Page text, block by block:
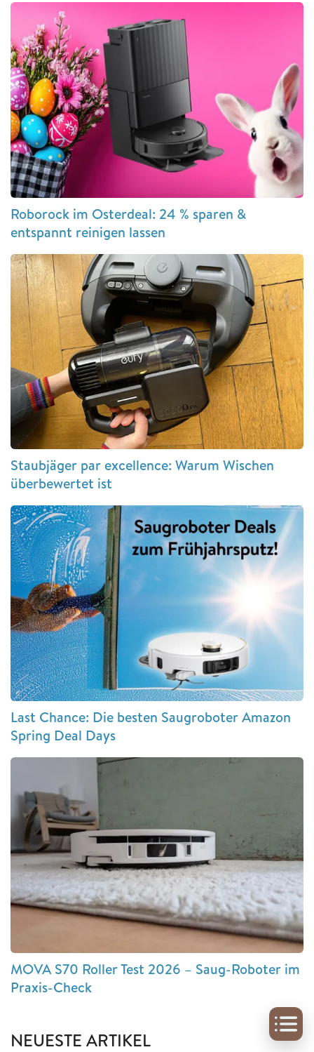
Roborock im Osterdeal: 24 % sparen &
entspannt reinigen lassen
Staubjäger par excellence: Warum Wischen
überbewertet ist
Last Chance: Die besten Saugroboter Amazon
Spring Deal Days
MOVA S70 Roller Test 2026 – Saug-Roboter im
Praxis-Check
NEUESTE ARTIKEL